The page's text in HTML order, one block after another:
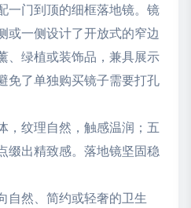
一门到顶的细框落地镜。镜
或一侧设计了开放式的窄边
、绿植或装饰品，兼具展示
免了单独购买镜子需要打孔
，纹理自然，触感温润；五
缀出精致感。落地镜坚固稳
自然、简约或轻奢的卫生